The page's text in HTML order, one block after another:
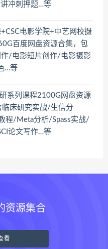
冲刺押题…等
电影学院+中艺网校摄
百度网盘资源合集，包
/电影短片创作/电影摄影
…等
系列课程2100G网盘资源
床研究实战/生信分
程/Meta分析/Spass实战/
论文写作…等
资源集合
看